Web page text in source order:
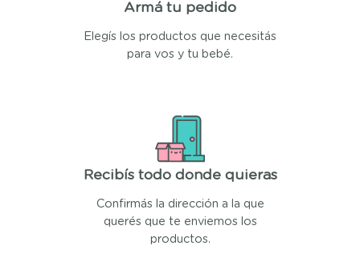
Armá tu pedido
Elegís los productos que necesitás
para vos y tu bebé.
Recibís todo donde quieras
Confirmás la dirección a la que
querés que te enviemos los
productos.